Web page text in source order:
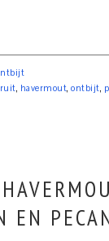
, havermout,ontbijt,
EN